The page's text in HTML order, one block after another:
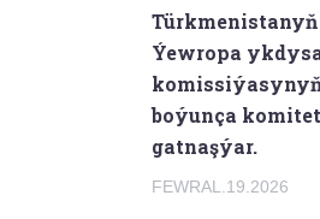
Ýewropa
boýunça
gatnaşýar.
FEWRAL.19.2026